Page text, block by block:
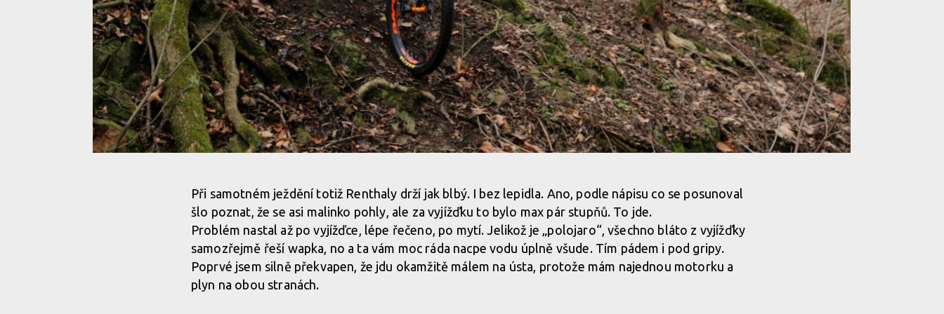
Test: Renthal Push On gripy - lock-on na nich nehledej
Test: Renthal Push On gripy - lock-on na nich nehledej
Při samotném ježdění totiž Renthaly drží jak blbý. I bez lepidla. Ano, podle nápisu co se posunoval
šlo poznat, že se asi malinko pohly, ale za vyjížďku to bylo max pár stupňů. To jde.
Problém nastal až po vyjížďce, lépe řečeno, po mytí. Jelikož je „polojaro“, všechno bláto z vyjížďky
samozřejmě řeší wapka, no a ta vám moc ráda nacpe vodu úplně všude. Tím pádem i pod gripy.
Poprvé jsem silně překvapen, že jdu okamžitě málem na ústa, protože mám najednou motorku a
plyn na obou stranách.